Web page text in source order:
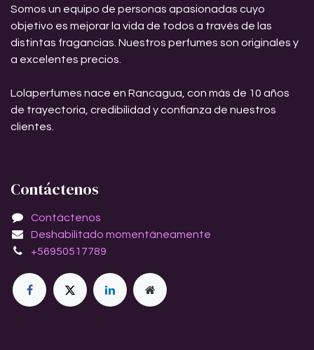
Somos un equipo de personas apasionadas cuyo
objetivo es mejorar la vida de todos a través de las
distintas fragancias. Nuestros perfumes son originales y
a excelentes precios.
Lolaperfumes nace en Rancagua, con más de 10 años
de trayectoria, credibilidad y confianza de nuestros
clientes.
Contáctenos
Contáctenos
Deshabilitado momentáneamente
+56950517789